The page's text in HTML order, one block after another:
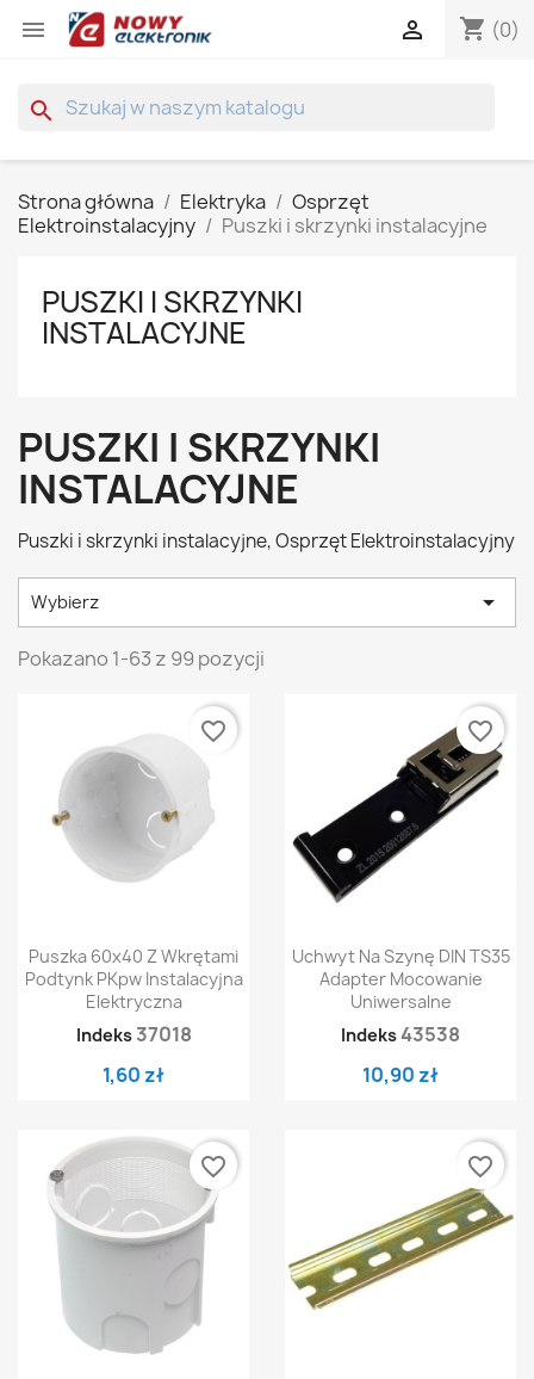
 shopping_cart (0)

search
Strona główna Elektryka
Osprzęt
Elektroinstalacyjny
Puszki i skrzynki instalacyjne
PUSZKI I SKRZYNKI
INSTALACYJNE
PUSZKI I SKRZYNKI
INSTALACYJNE
Puszki i skrzynki instalacyjne, Osprzęt Elektroinstalacyjny
Wybierz 
Pokazano 1-63 z 99 pozycji
Puszka 60x40 Z Wkrętami
Podtynk PKpw Instalacyjna
Elektryczna
Indeks 37018
1,60 zł
favorite_border
Uchwyt Na Szynę DIN TS35
Adapter Mocowanie
Uniwersalne
Indeks 43538
10,90 zł
favorite_border
favorite_border favorite_border